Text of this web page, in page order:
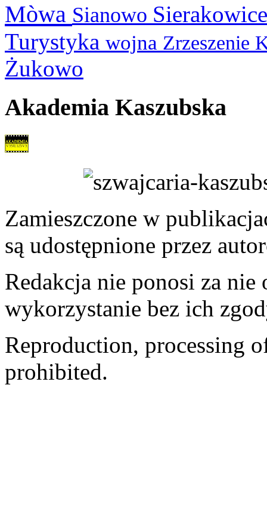
Mòwa Sianowo
Turystyka wojna Zrzeszenie
Żukowo
Akademia Kaszubska
Zamieszczone w
są udostępnione przez
Redakcja nie ponosi za
wykorzystanie bez ich
Reproduction, processing
prohibited.